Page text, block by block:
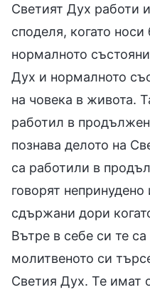
Светият Дух работи
споделя, когато
нормалното
Дух и нормалното
на човека в живота.
работил в
познава делото на
са работили в
говорят непринудено
сдържани дори
Вътре в себе си те
молитвеното си
Светия Дух. Те имат